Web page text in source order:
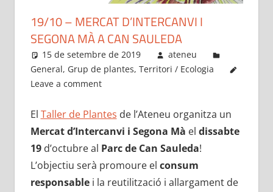
19/10 – MERCAT D’INTERCANVI I
SEGONA MÀ A CAN SAULEDA
15 de setembre de 2019
ateneu
General, Grup de plantes, Territori / Ecologia
Leave a comment
El Taller de Plantes de l’Ateneu organitza un
Mercat d’Intercanvi i Segona Mà el dissabte
19d’octubre al Parc de Can Sauleda!
L’objectiu serà promoure el consum
responsablei la reutilització i allargament de